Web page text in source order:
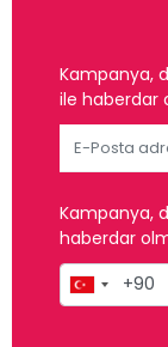
Kampanya,
ile haberdar
Kampanya,
haberdar